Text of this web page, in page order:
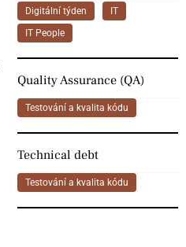
Digitální týden
IT
IT People
Quality Assurance (QA)
Testování a kvalita kódu
Technical debt
Testování a kvalita kódu